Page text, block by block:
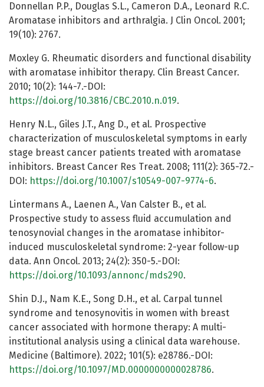
Donnellan P.P., Douglas S.L., Cameron D.A., Leonard R.C.
Aromatase inhibitors and arthralgia. J Clin Oncol. 2001;
19(10): 2767.
Moxley G. Rheumatic disorders and functional disability
with aromatase inhibitor therapy. Clin Breast Cancer.
2010; 10(2): 144-7.-DOI:
https://doi.org/10.3816/CBC.2010.n.019.
Henry N.L., Giles J.T., Ang D., et al. Prospective
characterization of musculoskeletal symptoms in early
stage breast cancer patients treated with aromatase
inhibitors. Breast Cancer Res Treat. 2008; 111(2): 365-72.-
DOI: https://doi.org/10.1007/s10549-007-9774-6.
Lintermans A., Laenen A., Van Calster B., et al.
Prospective study to assess fluid accumulation and
tenosynovial changes in the aromatase inhibitor-
induced musculoskeletal syndrome: 2-year follow-up
data. Ann Oncol. 2013; 24(2): 350-5.-DOI:
https://doi.org/10.1093/annonc/mds290.
Shin D.J., Nam K.E., Song D.H., et al. Carpal tunnel
syndrome and tenosynovitis in women with breast
cancer associated with hormone therapy: A multi-
institutional analysis using a clinical data warehouse.
Medicine (Baltimore). 2022; 101(5): e28786.-DOI:
https://doi.org/10.1097/MD.0000000000028786.